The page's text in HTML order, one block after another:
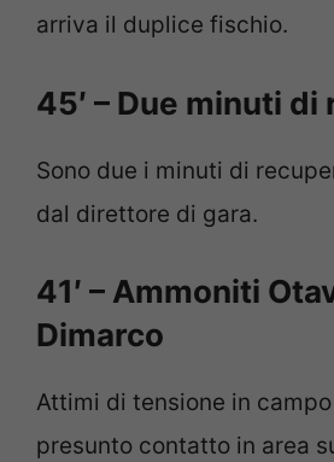
arriva il duplice fischio.
45′ – Due minuti di
Sono due i minuti di
dal direttore di gara.
41′ – Ammoniti
Dimarco
Attimi di tensione in
presunto contatto in area